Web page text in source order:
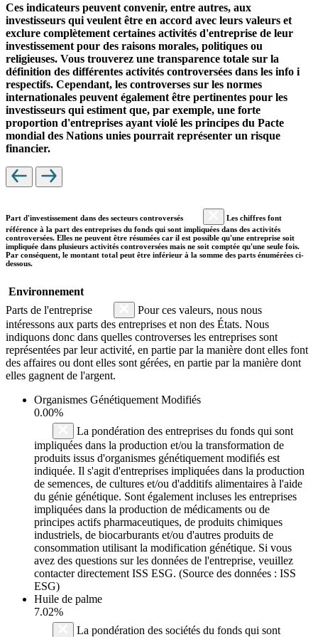
Ces indicateurs peuvent convenir, entre autres, aux
investisseurs qui veulent être en accord avec leurs valeurs et
exclure complètement certaines activités d'entreprise de leur
investissement pour des raisons morales, politiques ou
religieuses. Vous trouverez une transparence totale sur la
définition des différentes activités controversées dans les info i
respectifs. Cependant, les controverses sur les normes
internationales peuvent également être pertinentes pour les
investisseurs qui estiment que, par exemple, une forte
proportion d'entreprises ayant violé les principes du Pacte
mondial des Nations unies pourrait représenter un risque
financier.
Part d'investissement dans des secteurs controversés
Les chiffres font
référence à la part des entreprises du fonds qui sont impliquées dans des activités
controversées. Elles ne peuvent être résumées car il est possible qu'une entreprise soit
impliquée dans plusieurs activités controversées mais ne soit comptée qu'une seule fois.
Par conséquent, le montant total peut être inférieur à la somme des parts énumérées ci-
dessous.
Environnement
Parts de l'entreprise
Pour ces valeurs, nous nous
intéressons aux parts des entreprises et non des États. Nous
indiquons donc dans quelles controverses les entreprises sont
représentées par leur activité, en partie par la manière dont elles font
des affaires ou dont elles sont gérées, en partie par la manière dont
elles gagnent de l'argent.
Organismes Génétiquement Modifiés
0.00%
La pondération des entreprises du fonds qui sont
impliquées dans la production et/ou la transformation de
produits issus d'organismes génétiquement modifiés est
indiquée. Il s'agit d'entreprises impliquées dans la production
de semences, de cultures et/ou d'additifs alimentaires à l'aide
du génie génétique. Sont également incluses les entreprises
impliquées dans la production de médicaments ou de
principes actifs pharmaceutiques, de produits chimiques
industriels, de biocarburants et/ou d'autres produits de
consommation utilisant la modification génétique. Si vous
avez des questions sur les données de l'entreprise, veuillez
contacter directement ISS ESG. (Source des données : ISS
ESG)
Huile de palme
7.02%
La pondération des sociétés du fonds qui sont